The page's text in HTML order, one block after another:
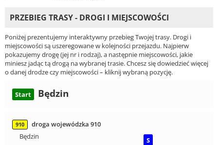
PRZEBIEG TRASY - DROGI I MIEJSCOWOŚCI
Poniżej prezentujemy interaktywny przebieg Twojej trasy. Drogi i
miejscowości są uszeregowane w kolejności przejazdu. Najpierw
pokazujemy drogę (jej nr i rodzaj), a następnie miejscowości, jakie
miniesz jadąc tą drogą na wybranej trasie. Chcesz się dowiedzieć więcej
o danej drodze czy miejscowości – kliknij wybraną pozycję.
Start Będzin
910
droga wojewódzka 910
Będzin
S